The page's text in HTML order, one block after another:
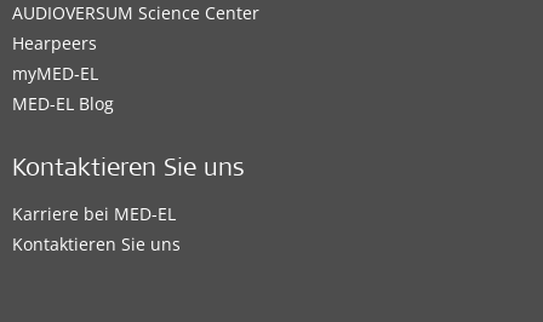
AUDIOVERSUM Science Center
Hearpeers
myMED‑EL
MED-EL Blog
Kontaktieren Sie uns
Karriere bei MED-EL
Kontaktieren Sie uns